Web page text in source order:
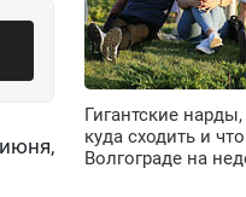
Гигантские
куда сходить и
Волгограде на